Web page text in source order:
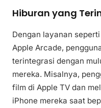
Hiburan yang
Dengan layanan
Apple Arcade,
terintegrasi dengan
mereka. Misalnya,
film di Apple TV dan
iPhone mereka saat